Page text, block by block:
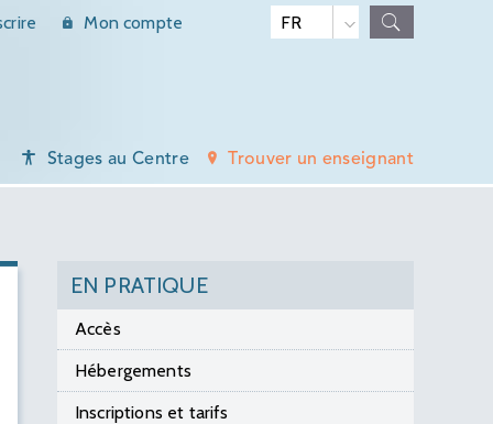
Mon compte
Trouver un enseignant
Stages au Centre
EN PRATIQUE
Accès
Hébergements
Inscriptions et tarifs